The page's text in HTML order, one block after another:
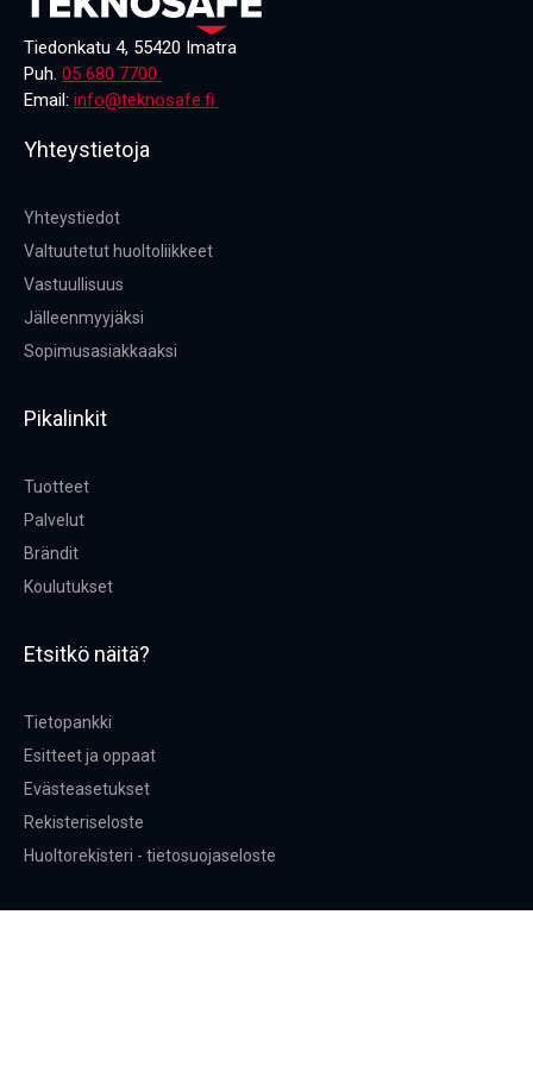
Tiedonkatu 4, 55420 Imatra
Puh. 05 680 7700
Email: info@teknosafe.fi
Yhteystietoja
Yhteystiedot
Valtuutetut huoltoliikkeet
Vastuullisuus
Jälleenmyyjäksi
Sopimusasiakkaaksi
Pikalinkit
Tuotteet
Palvelut
Brändit
Koulutukset
Etsitkö näitä?
Tietopankki
Esitteet ja oppaat
Evästeasetukset
Rekisteriseloste
Huoltorekisteri - tietosuojaseloste